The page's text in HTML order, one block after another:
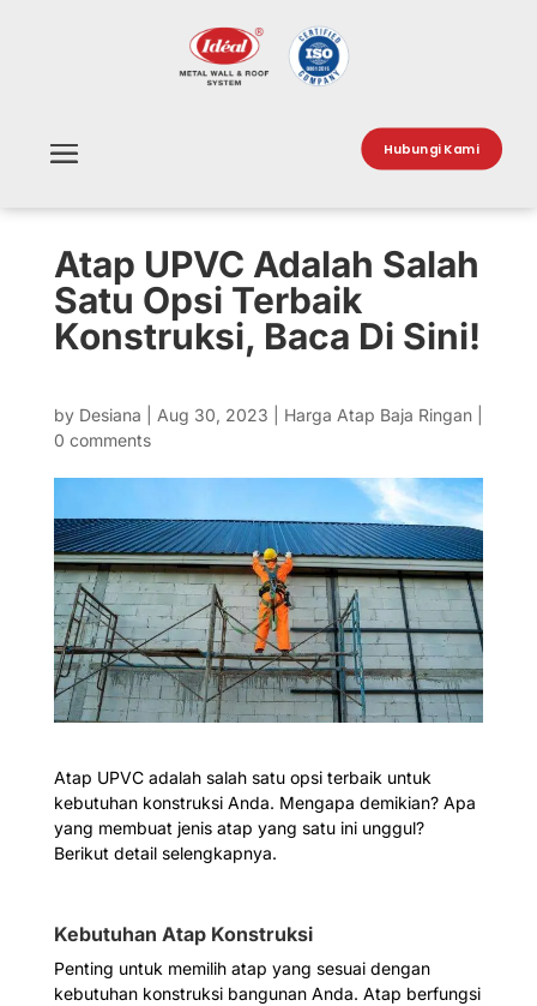
Hubungi Kami
Atap UPVC Adalah Salah
Satu Opsi Terbaik
Konstruksi, Baca Di Sini!
by Desiana Aug 30, 2023 Harga Atap Baja Ringan|
0 comments
Atap UPVC adalah salah satu opsi terbaik untuk
kebutuhan konstruksi Anda. Mengapa demikian? Apa
yang membuat jenis atap yang satu ini unggul?
Berikut detail selengkapnya.
Kebutuhan Atap Konstruksi
Penting untuk memilih atap yang sesuai dengan
kebutuhan konstruksi bangunan Anda. Atap berfungsi